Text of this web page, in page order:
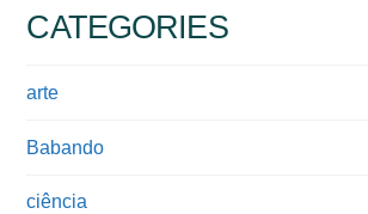
CATEGORIES
arte
Babando
ciência